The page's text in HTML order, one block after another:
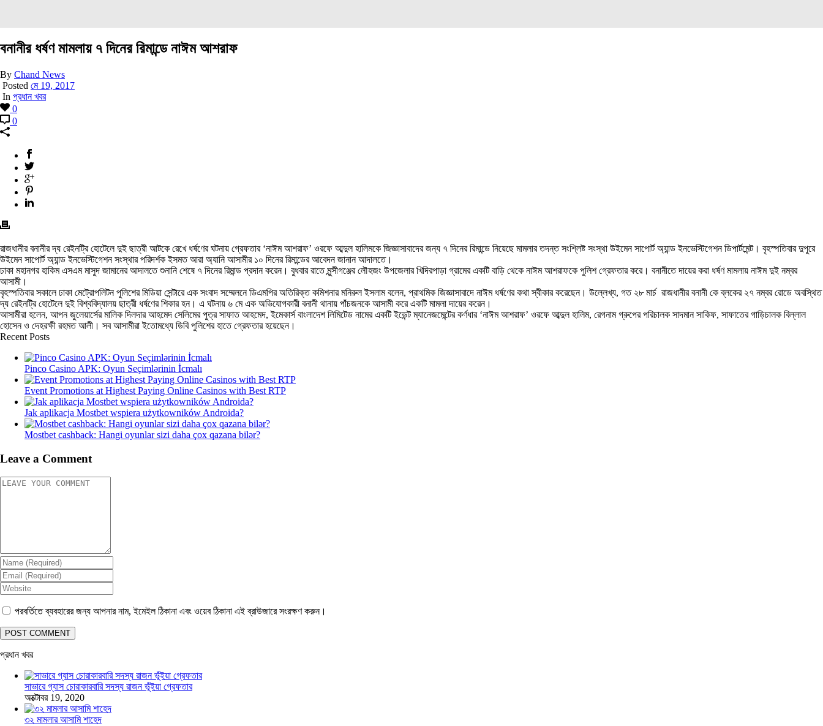
বনানীর ধর্ষণ মামলায় ৭ দিনের রিমান্ডে নাঈম আশরাফ
By Chand News
Posted মে 19, 2017
In প্রধান খবর
0
0
রাজধানীর বনানীর দ্য রেইনট্রি হোটেলে দুই ছাত্রী আটকে রেখে ধর্ষণের ঘটনায় গ্রেফতার ‘নাঈম আশরাফ’ ওরফে আব্দুল হালিমকে জিজ্ঞাসাবাদের জন্য ৭ দিনের রিমান্ডে নিয়েছে মামলার তদন্ত সংশ্লিষ্ট সংস্থা উইমেন সাপোর্ট অ্যান্ড ইনভেস্টিগেশন ডিপার্টমেন্ট। বৃহস্পতিবার দুপুরে
উইমেন সাপোর্ট অ্যান্ড ইনভেস্টিগেশন সংস্থার পরিদর্শক ইসমত আরা অ্যানি আসামীর ১০ দিনের রিমান্ডের আবেদন জানান আদালতে।
ঢাকা মহানগর হাকিম এসএম মাসুদ জামানের আদালতে শুনানি শেষে ৭ দিনের রিমান্ড প্রদান করেন। বুধবার রাতে মুন্সীগঞ্জের লৌহজং উপজেলার খিদিরপাড়া গ্রামের একটি বাড়ি থেকে নাঈম আশরাফকে পুলিশ গ্রেফতার করে। বনানীতে দায়ের করা ধর্ষণ মামলায় নাঈম দুই নম্বর
আসামী।
বৃহস্পতিবার সকালে ঢাকা মেট্রোপলিটন পুলিশের মিডিয়া সেন্টারে এক সংবাদ সম্মেলনে ডিএমপির অতিরিক্ত কমিশনার মনিরুল ইসলাম বলেন, প্রাথমিক জিজ্ঞাসাবাদে নাঈম ধর্ষণের কথা স্বীকার করেছেন। উল্লেখ্য, গত ২৮ মার্চ রাজধানীর বনানী কে ব্লকের ২৭ নম্বর রোডে অবস্থিত
দ্য রেইনট্রি হোটেলে দুই বিশ্ববিদ্যালয় ছাত্রী ধর্ষণের শিকার হন। এ ঘটনায় ৬ মে এক অভিযোগকারী বনানী থানায় পাঁচজনকে আসামী করে একটি মামলা দায়ের করেন।
আসামীরা হলেন, আপন জুলেয়ার্সের মালিক দিলদার আহমেদ সেলিমের পুত্র সাফাত আহমেদ, ইমেকার্স বাংলাদেশ লিমিটেড নামের একটি ইভেন্ট ম্যানেজমেন্টের কর্ণধার ‘নাঈম আশরাফ’ ওরফে আব্দুল হালিম, রেগনাম গ্রুপের পরিচালক সাদমান সাকিফ, সাফাতের গাড়িচালক বিল্লাল
হোসেন ও দেহরক্ষী রহমত আলী। সব আসামীরা ইতোমধ্যে ডিবি পুলিশের হাতে গ্রেফতার হয়েছেন।
Recent Posts
Pinco Casino APK: Oyun Seçimlərinin İcmalı
Event Promotions at Highest Paying Online Casinos with Best RTP
Jak aplikacja Mostbet wspiera użytkowników Androida?
Mostbet cashback: Hangi oyunlar sizi daha çox qazana bilər?
Leave a Comment
পরবর্তিতে ব্যবহারের জন্য আপনার নাম, ইমেইল ঠিকানা এবং ওয়েব ঠিকানা এই ব্রাউজারে সংরক্ষণ করুন।
প্রধান খবর
সাভারে গ্যাস চোরাকারবারি সদস্য রাজন ভূঁইয়া গ্রেফতার
অক্টোবর 19, 2020
৩২ মামলার আসামি শাহেদ